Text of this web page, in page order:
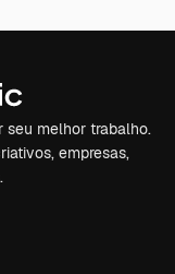
seu melhor trabalho.
empresas,